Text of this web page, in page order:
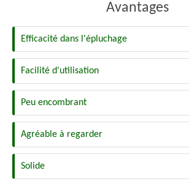
Avantages
Efficacité dans l'épluchage
Facilité d'utilisation
Peu encombrant
Agréable à regarder
Solide